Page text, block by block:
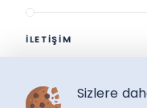
İLETİŞİM
SüreliKitap.com
Sizlere